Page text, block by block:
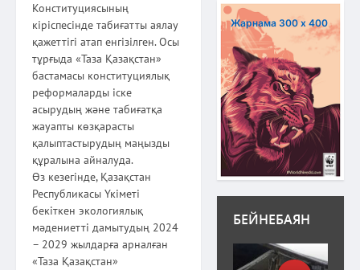
Конституциясының
кіріспесінде табиғатты аялау
қажеттігі атап енгізілген. Осы
тұрғыда «Таза Қазақстан»
бастамасы конституциялық
реформаларды іске
асырудың және табиғатқа
жауапты көзқарасты
қалыптастырудың маңызды
құралына айналуда.
Өз кезегінде, Қазақстан
Республикасы Үкіметі
бекіткен экологиялық
мәдениетті дамытудың 2024
– 2029 жылдарға арналған
«Таза Қазақстан»
Жарнама 300 х 400
БЕЙНЕБАЯН